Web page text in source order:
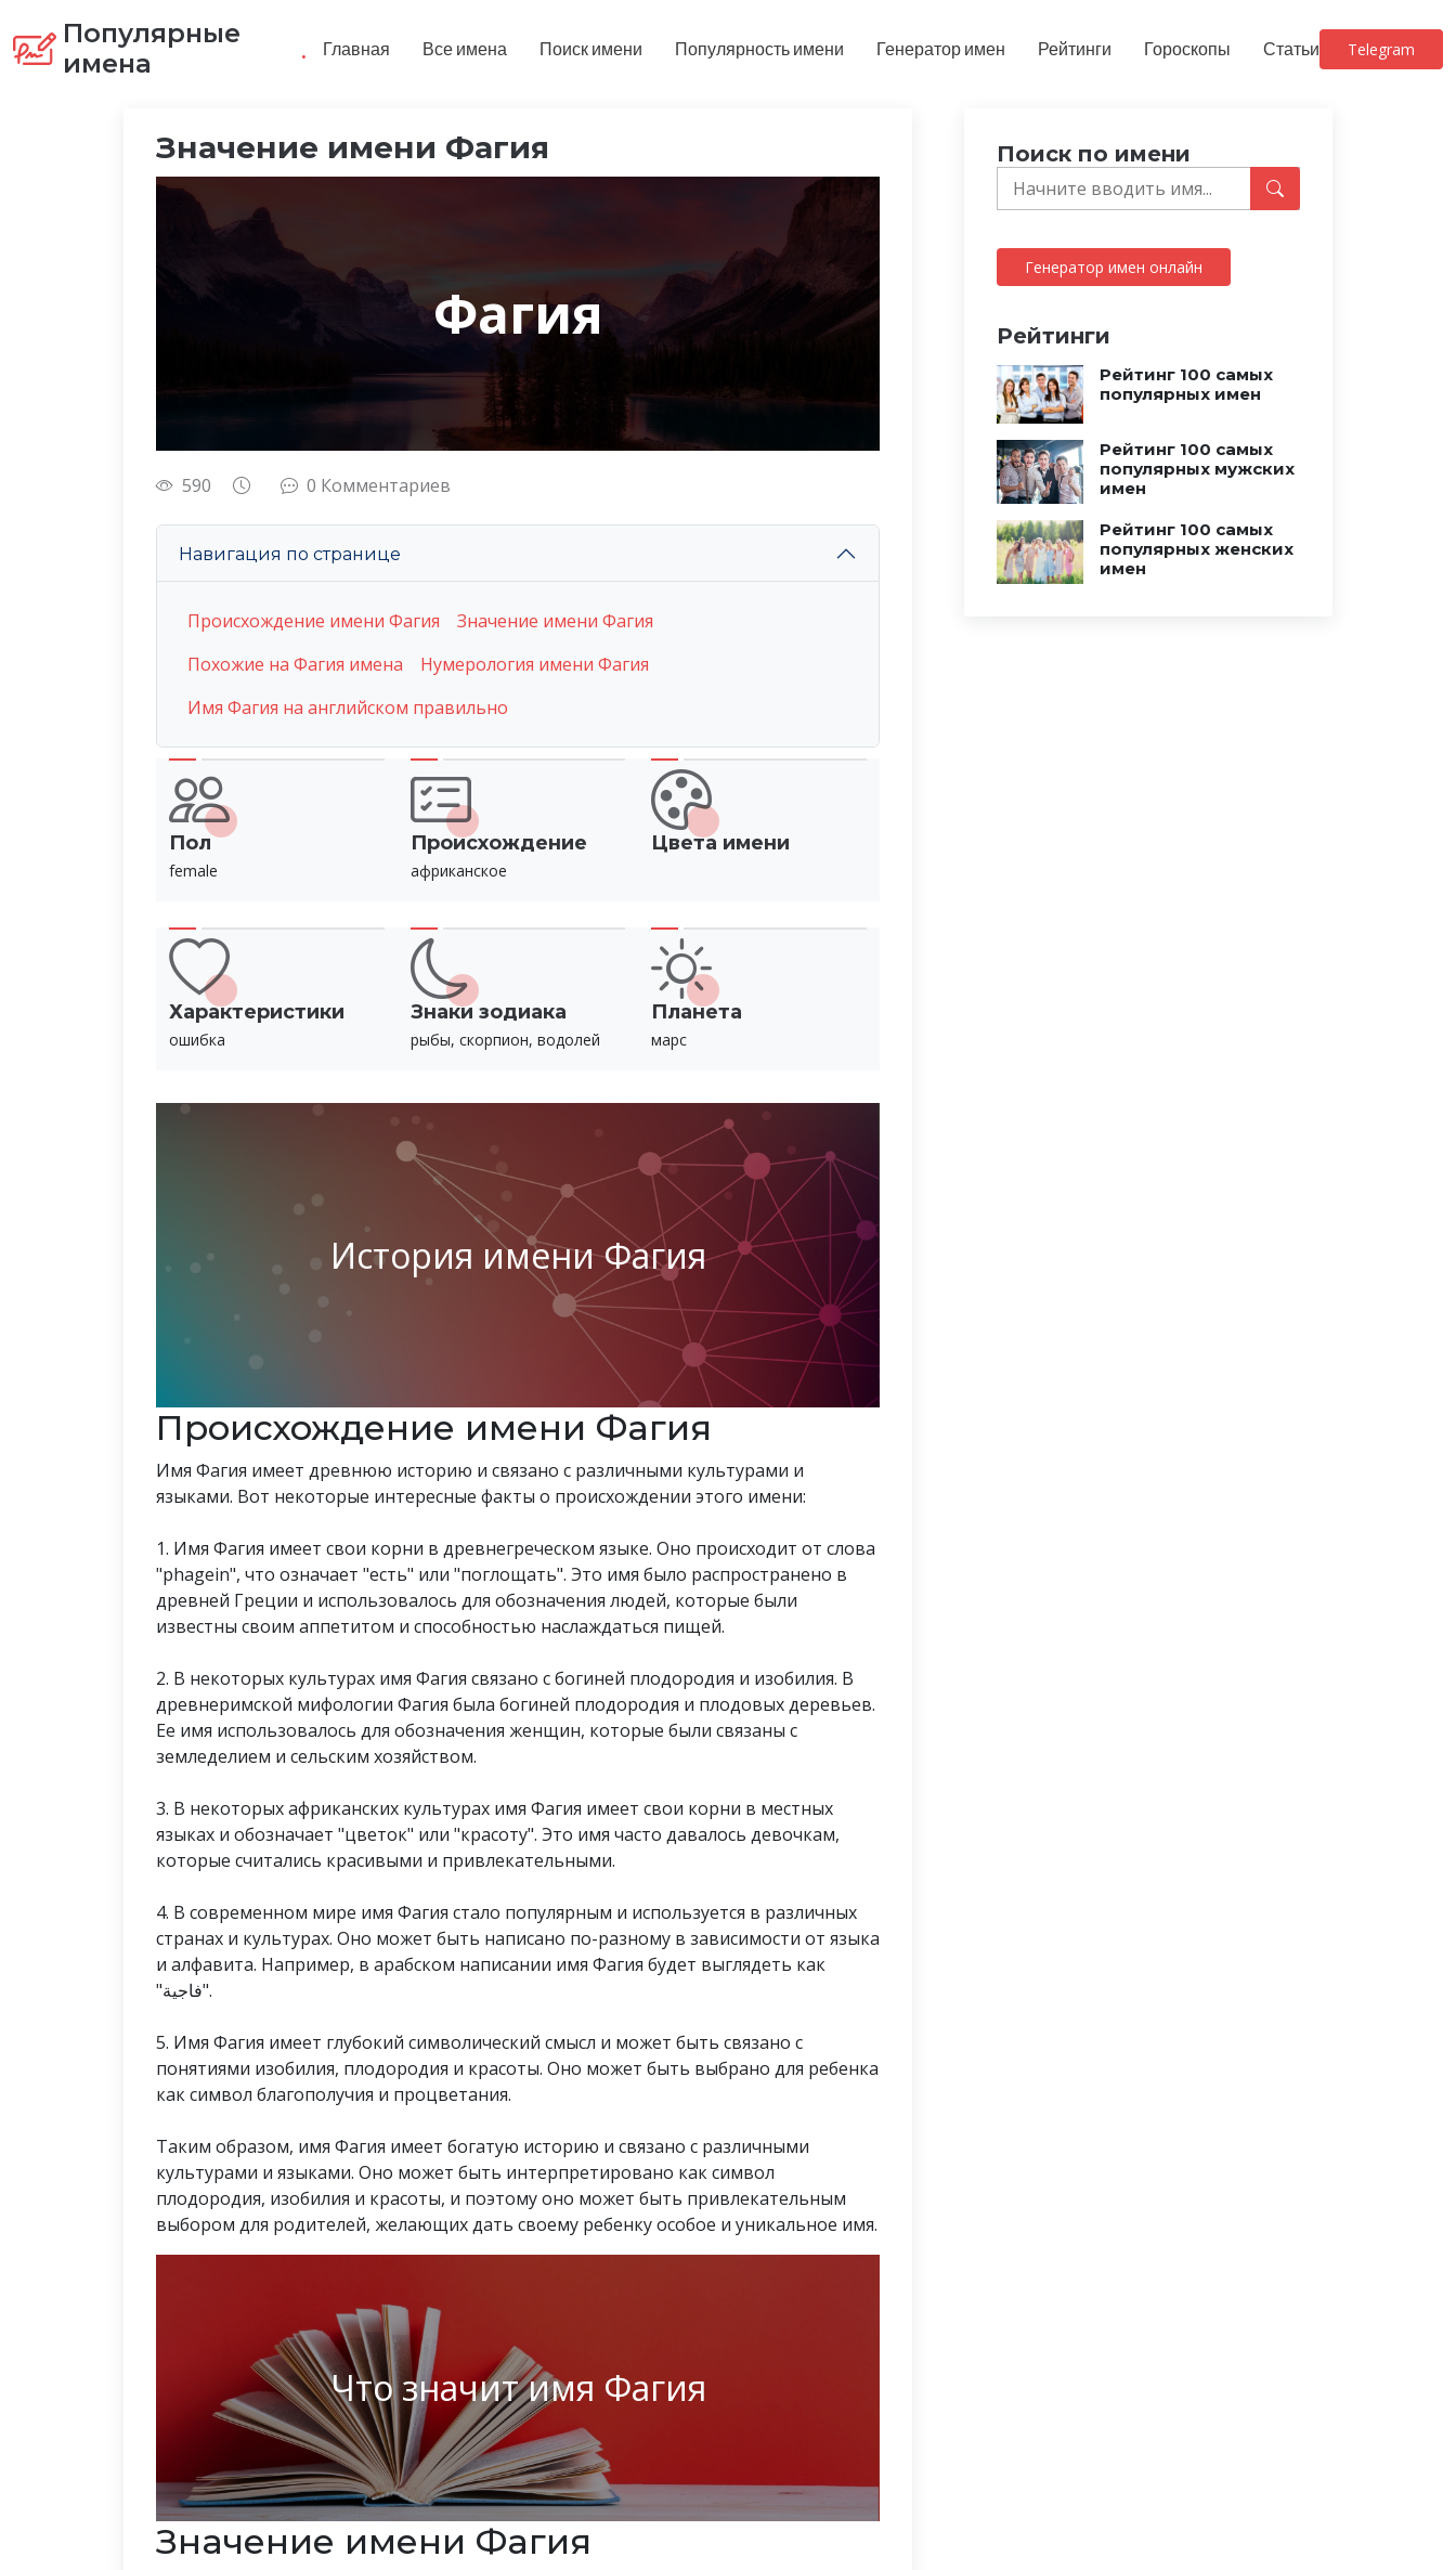
Популярные
имена
. Главная Все имена Поиск имени Популярность имени Генератор имен Рейтинги Гороскопы Статьи Telegram
Значение имени Фагия
Фагия
590 0 Комментариев
Навигация по странице
Происхождение имени Фагия
Значение имени Фагия
Похожие на Фагия имена
Нумерология имени Фагия
Имя Фагия на английском правильно
Пол
female
Происхождение
африканское
Цвета имени
Характеристики
ошибка
Знаки зодиака
рыбы, скорпион, водолей
Планета
марс
История имени Фагия
Происхождение имени Фагия
Имя Фагия имеет древнюю историю и связано с различными культурами и
языками. Вот некоторые интересные факты о происхождении этого имени:
1. Имя Фагия имеет свои корни в древнегреческом языке. Оно происходит от слова
"phagein", что означает "есть" или "поглощать". Это имя было распространено в
древней Греции и использовалось для обозначения людей, которые были
известны своим аппетитом и способностью наслаждаться пищей.
2. В некоторых культурах имя Фагия связано с богиней плодородия и изобилия. В
древнеримской мифологии Фагия была богиней плодородия и плодовых деревьев.
Ее имя использовалось для обозначения женщин, которые были связаны с
земледелием и сельским хозяйством.
3. В некоторых африканских культурах имя Фагия имеет свои корни в местных
языках и обозначает "цветок" или "красоту". Это имя часто давалось девочкам,
которые считались красивыми и привлекательными.
4. В современном мире имя Фагия стало популярным и используется в различных
странах и культурах. Оно может быть написано по-разному в зависимости от языка
и алфавита. Например, в арабском написании имя Фагия будет выглядеть как
"فاجية".
5. Имя Фагия имеет глубокий символический смысл и может быть связано с
понятиями изобилия, плодородия и красоты. Оно может быть выбрано для ребенка
как символ благополучия и процветания.
Таким образом, имя Фагия имеет богатую историю и связано с различными
культурами и языками. Оно может быть интерпретировано как символ
плодородия, изобилия и красоты, и поэтому оно может быть привлекательным
выбором для родителей, желающих дать своему ребенку особое и уникальное имя.
Что значит имя Фагия
Значение имени Фагия
Поиск по имени
Генератор имен онлайн
Рейтинги
Рейтинг 100 самых
популярных имен
Рейтинг 100 самых
популярных мужских
имен
Рейтинг 100 самых
популярных женских
имен